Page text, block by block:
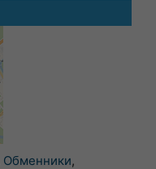
Обменники,